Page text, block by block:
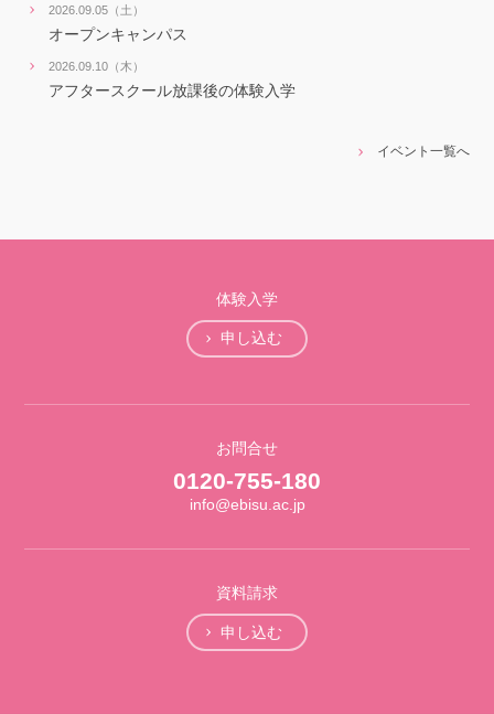
2026.09.05（土）
オープンキャンパス
2026.09.10（木）
アフタースクール放課後の体験入学
イベント一覧へ
体験入学
申し込む
お問合せ
0120-755-180
info@ebisu.ac.jp
資料請求
申し込む